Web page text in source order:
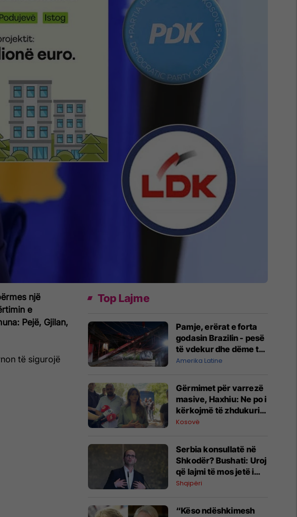
një
e
Pejë, Gjilan,
të sigurojë
Top Lajme
Pamje, erërat e forta
godasin Brazilin - pesë
të vdekur dhe dëme të
shumta materiale
Amerika Latine
Gërmimet për varrezë
masive, ​Haxhiu: Ne po i
kërkojmë të zhdukurit,
Vuçiq vazhdon t’i
Kosovë
Serbia konsullatë në
Shkodër? Bushati: Uroj
që lajmi të mos jetë i
vërtetë
Shqipëri
“Këso ndëshkimesh